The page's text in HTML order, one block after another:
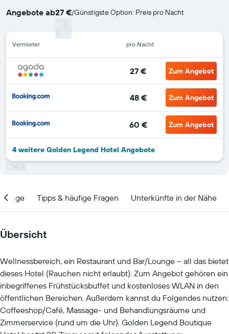
Angebote ab27 €/Günstigste Option: Preis pro Nacht
Vermieter pro Nacht
27 € Zum Angebot
48 € Zum Angebot
60 € Zum Angebot
4 weitere Golden Legend Hotel Angebote
Lage Tipps & häufige Fragen Unterkünfte in der Nähe
Übersicht
Wellnessbereich, ein Restaurant und Bar/Lounge – all das bietet
dieses Hotel (Rauchen nicht erlaubt). Zum Angebot gehören ein
inbegriffenes Frühstücksbuffet und kostenloses WLAN in den
öffentlichen Bereichen. Außerdem kannst du Folgendes nutzen:
Coffeeshop/Café, Massage- und Behandlungsräume und
Zimmerservice (rund um die Uhr). Golden Legend Boutique